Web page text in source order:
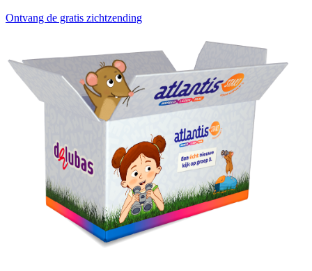
Ontvang de gratis zichtzending